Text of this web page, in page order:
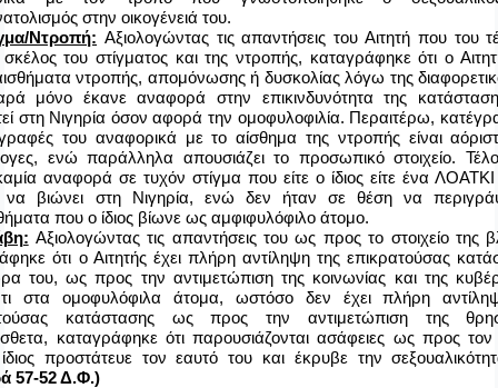
στην οικογένειά του.
Ντροπή: Αξιολογώντας τις απαντήσεις του Αιτητή που του
του στίγματος και της ντροπής, καταγράφηκε ότι ο
ντροπής, απομόνωσης ή δυσκολίας λόγω της
μόνο έκανε αναφορά στην επικινδυνότητα της
στη Νιγηρία όσον αφορά την ομοφυλοφιλία. Περαιτέρω,
του αναφορικά με το αίσθημα της ντροπής είναι
ενώ παράλληλα απουσιάζει το προσωπικό στοιχείο.
αναφορά σε τυχόν στίγμα που είτε ο ίδιος είτε ένα
να βιώνει στη Νιγηρία, ενώ δεν ήταν σε θέση να
που ο ίδιος βίωνε ως αμφιφυλόφιλο άτομο.
Αξιολογώντας τις απαντήσεις του ως προς το στοιχείο της
ότι ο Αιτητής έχει πλήρη αντίληψη της επικρατούσας
του, ως προς την αντιμετώπιση της κοινωνίας και της
στα ομοφυλόφιλα άτομα, ωστόσο δεν έχει πλήρη
κατάστασης ως προς την αντιμετώπιση της
καταγράφηκε ότι παρουσιάζονται ασάφειες ως προς
προστάτευε τον εαυτό του και έκρυβε την
57-52 Δ.Φ.)